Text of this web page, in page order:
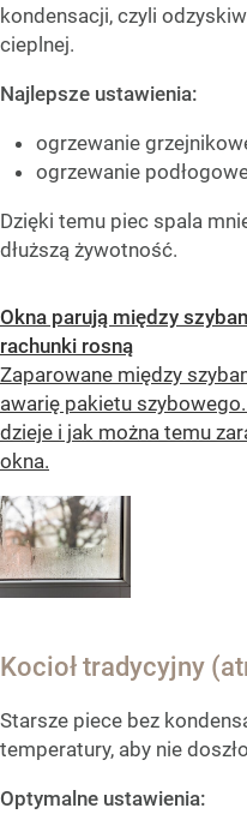
kondensacji, czyli
cieplnej.
Najlepsze ustawienia:
ogrzewanie
ogrzewanie
Dzięki temu piec spala
dłuższą żywotność.
Okna parują między
rachunki rosną
Zaparowane między
awarię pakietu
dzieje i jak można temu
okna.
Kocioł tradycyjny
Starsze piece bez
temperatury, aby nie
Optymalne ustawienia: